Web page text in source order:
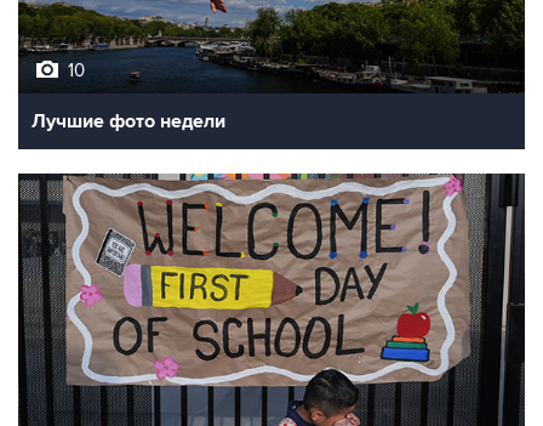
10
Лучшие фото недели